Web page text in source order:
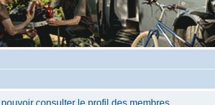
consulter le profil des membres.